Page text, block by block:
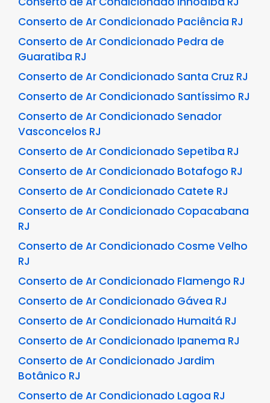
Conserto de Ar Condicionado Paciência RJ
Conserto de Ar Condicionado Pedra de
Guaratiba RJ
Conserto de Ar Condicionado Santa Cruz RJ
Conserto de Ar Condicionado Santíssimo RJ
Conserto de Ar Condicionado Senador
Vasconcelos RJ
Conserto de Ar Condicionado Sepetiba RJ
Conserto de Ar Condicionado Botafogo RJ
Conserto de Ar Condicionado Catete RJ
Conserto de Ar Condicionado Copacabana
RJ
Conserto de Ar Condicionado Cosme Velho
RJ
Conserto de Ar Condicionado Flamengo RJ
Conserto de Ar Condicionado Gávea RJ
Conserto de Ar Condicionado Humaitá RJ
Conserto de Ar Condicionado Ipanema RJ
Conserto de Ar Condicionado Jardim
Botânico RJ
Conserto de Ar Condicionado Lagoa RJ